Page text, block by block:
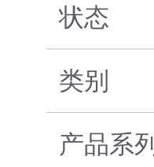
状态
类别
产品系列